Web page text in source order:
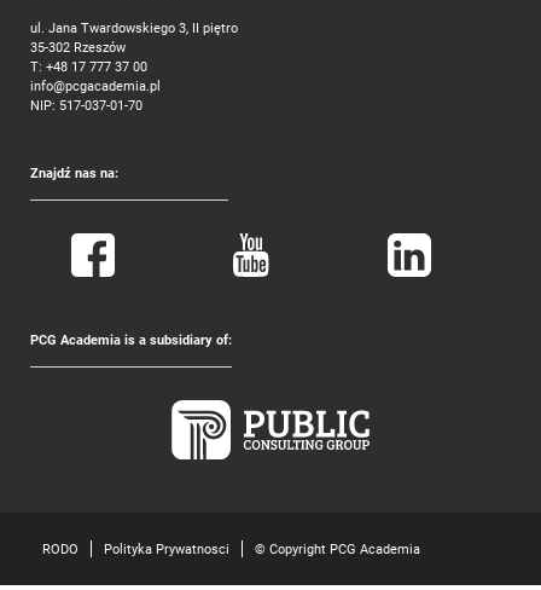
ul. Jana Twardowskiego 3, II piętro
35-302 Rzeszów
T: +48 17 777 37 00
info@pcgacademia.pl
NIP: 517-037-01-70
Znajdź nas na:
PCG Academia is a subsidiary of:
RODO Polityka Prywatnosci © Copyright PCG Academia